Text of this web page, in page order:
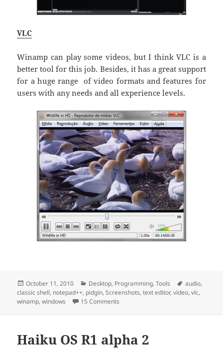
VLC
Winamp can play some videos, but I think VLC is a
better tool for this job. Besides, it has a great support
for a huge range of video formats and features for
users with any needs and all experience levels.
Posted
on
October 11, 2010 Categories
Desktop, Programming,Tools Tags
audio,
classic shell, notepad++, pidgin,Screenshots,text editor,vídeo,vlc,
winamp,windows 15 Comments
Haiku OS R1 alpha 2